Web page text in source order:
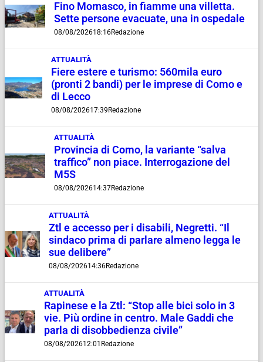
Fino Mornasco, in fiamme una villetta.
Sette persone evacuate, una in ospedale
08/08/202618:16Redazione
ATTUALITÀ
Fiere estere e turismo: 560mila euro
(pronti 2 bandi) per le imprese di Como e
di Lecco
08/08/202617:39 Redazione
ATTUALITÀ
Provincia di Como, la variante “salva
traffico” non piace. Interrogazione del
M5S
08/08/202614:37Redazione
ATTUALITÀ
Ztl e accesso per i disabili, Negretti. “Il
sindaco prima di parlare almeno legga le
sue delibere”
08/08/202614:36Redazione
ATTUALITÀ
Rapinese e la Ztl: “Stop alle bici solo in 3
vie. Più ordine in centro. Male Gaddi che
parla di disobbedienza civile”
08/08/202612:01 Redazione